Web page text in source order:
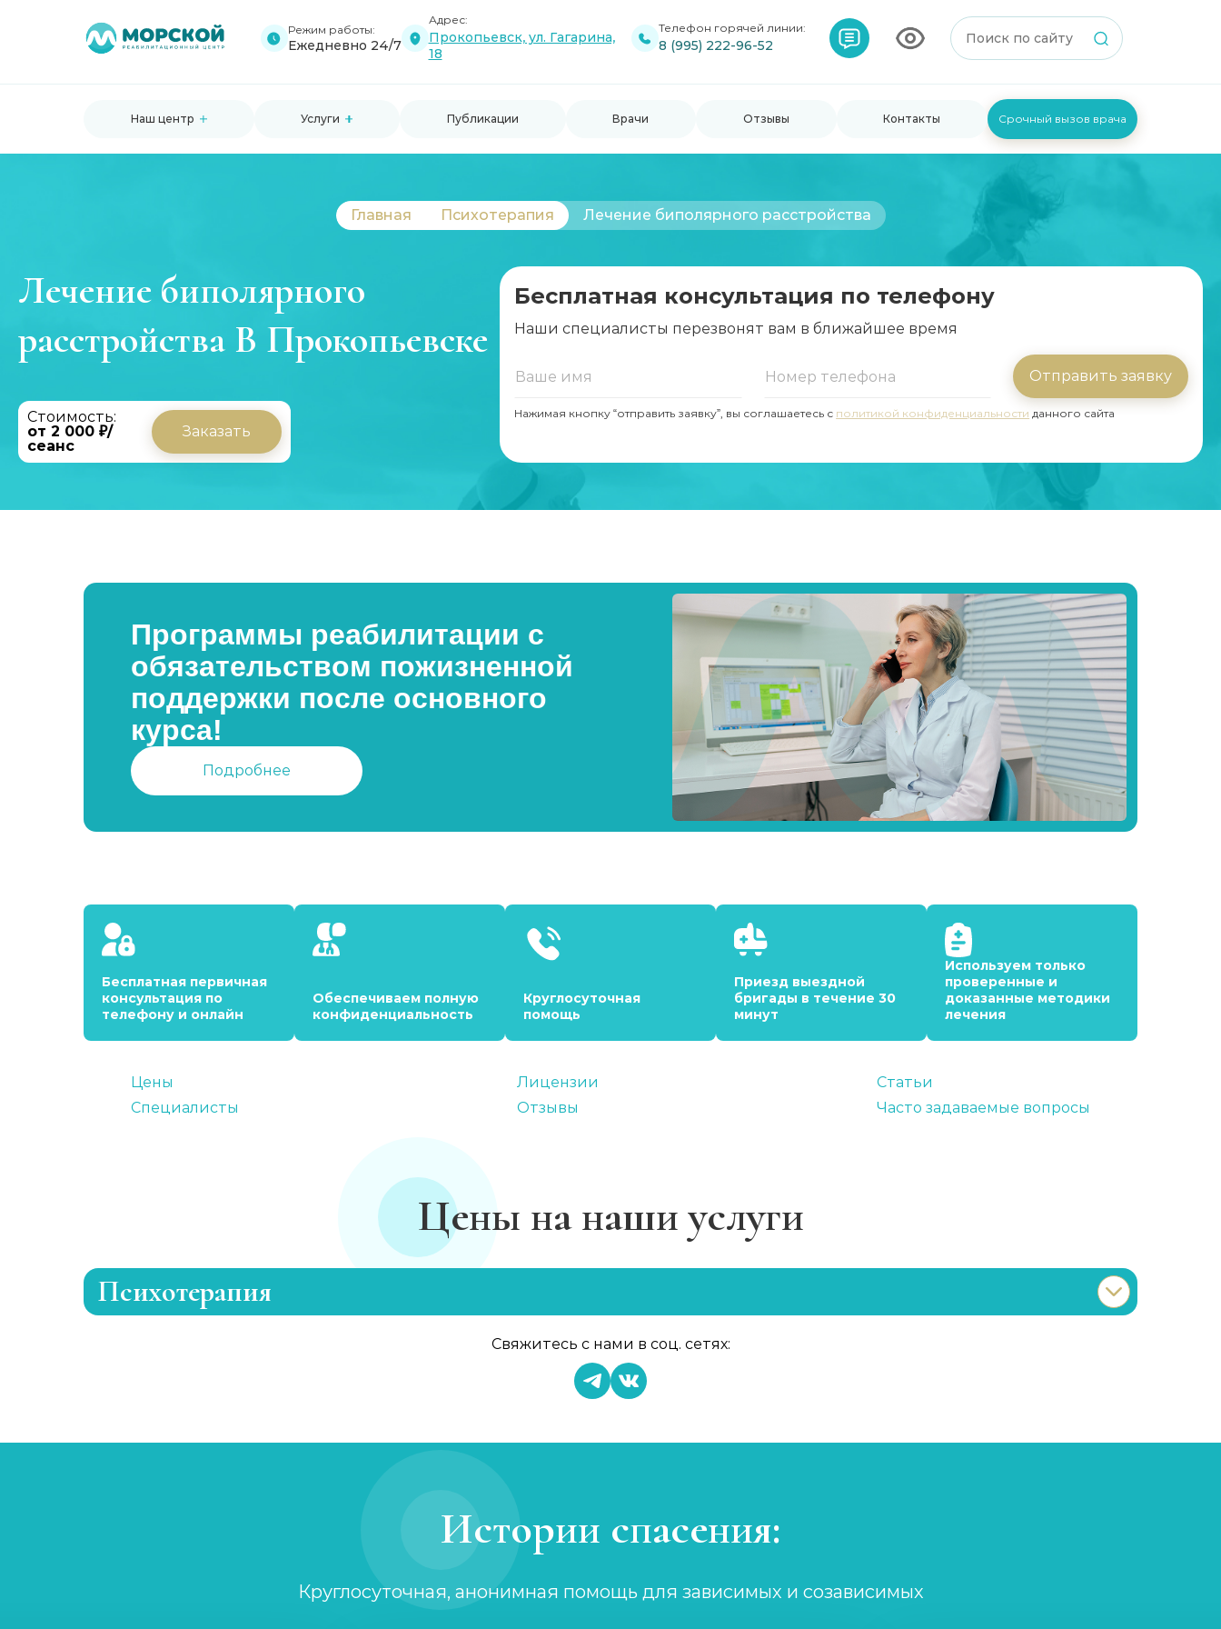
Режим работы:
Ежедневно 24/7
Адрес:
Прокопьевск, ул. Гагарина,
18
Телефон горячей линии:
8 (995) 222-96-52
Наш центр Услуги Публикации Врачи Отзывы Контакты Срочный вызов врача
Главная Психотерапия Лечение биполярного расстройства
Лечение биполярного
расстройства В Прокопьевске
Стоимость:
от 2 000 ₽/
сеанс
Заказать
Бесплатная консультация по телефону
Наши специалисты перезвонят вам в ближайшее время
Отправить заявку
Нажимая кнопку “отправить заявку”, вы соглашаетесь с политикой конфиденциальности данного сайта
Программы реабилитации с
обязательством пожизненной
поддержки после основного
курса!
Подробнее
Бесплатная первичная
консультация по
телефону и онлайн
Обеспечиваем полную
конфиденциальность
Круглосуточная
помощь
Приезд выездной
бригады в течение 30
минут
Используем только
проверенные и
доказанные методики
лечения
Цены
Специалисты
Лицензии
Отзывы
Статьи
Часто задаваемые вопросы
Цены на наши услуги
Психотерапия
Свяжитесь с нами в соц. сетях:
Истории спасения:
Круглосуточная, анонимная помощь для зависимых и созависимых